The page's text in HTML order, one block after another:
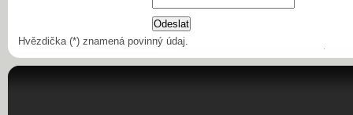
Hvězdička (*) znamená povinný údaj.